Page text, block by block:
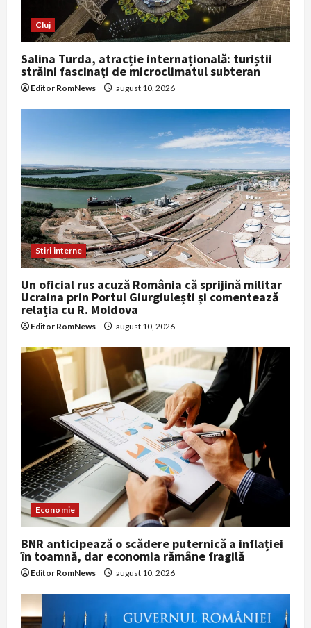
Cluj
Salina Turda, atracție internațională: turiștii
străini fascinați de microclimatul subteran
Editor RomNews august 10, 2026
Stiri interne
Un oficial rus acuză România că sprijină militar
Ucraina prin Portul Giurgiulești și comentează
relația cu R. Moldova
Editor RomNews august 10, 2026
Economie
BNR anticipează o scădere puternică a inflației
în toamnă, dar economia rămâne fragilă
Editor RomNews august 10, 2026